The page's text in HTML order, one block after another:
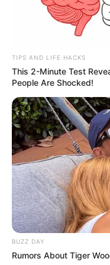
Smadi Wolfman:
confiance parce
comme Muriel.
le père de ses
j’adore Lou Kuma
Catherine sent
Elle sent les
TIPS AND LIFE HACKS
This 2-Minute Test
People Are Shocked!
BUZZ DAY
Rumors About Tiger